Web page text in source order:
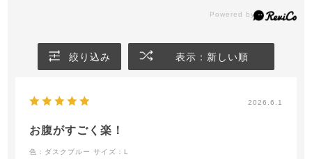
絞り込み 表示：新しい順
2026.6.1
お腹がすごく楽！
色：ダスクブルー サイズ：L